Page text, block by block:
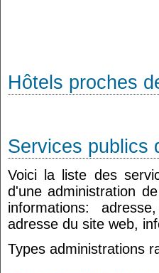
Hôtels proches
Services publics
Voici la liste des
d'une administration
informations:
adresse du site web,
Types administrations